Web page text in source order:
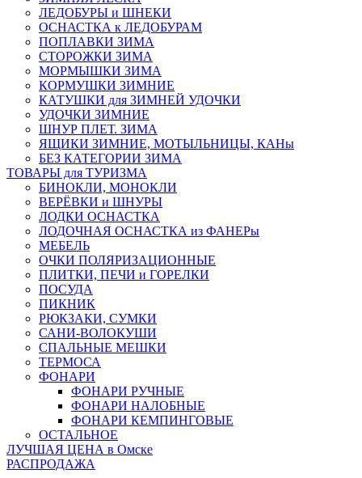
ЛЕДОБУРЫ и ШНЕКИ
ОСНАСТКА к ЛЕДОБУРАМ
ПОПЛАВКИ ЗИМА
СТОРОЖКИ ЗИМА
МОРМЫШКИ ЗИМА
КОРМУШКИ ЗИМНИЕ
КАТУШКИ для ЗИМНЕЙ УДОЧКИ
УДОЧКИ ЗИМНИЕ
ШНУР ПЛЕТ. ЗИМА
ЯЩИКИ ЗИМНИЕ, МОТЫЛЬНИЦЫ, КАНы
БЕЗ КАТЕГОРИИ ЗИМА
ТОВАРЫ для ТУРИЗМА
БИНОКЛИ, МОНОКЛИ
ВЕРЁВКИ и ШНУРЫ
ЛОДКИ ОСНАСТКА
ЛОДОЧНАЯ ОСНАСТКА из ФАНЕРы
МЕБЕЛЬ
ОЧКИ ПОЛЯРИЗАЦИОННЫЕ
ПЛИТКИ, ПЕЧИ и ГОРЕЛКИ
ПОСУДА
ПИКНИК
РЮКЗАКИ, СУМКИ
САНИ-ВОЛОКУШИ
СПАЛЬНЫЕ МЕШКИ
ТЕРМОСА
ФОНАРИ
ФОНАРИ РУЧНЫЕ
ФОНАРИ НАЛОБНЫЕ
ФОНАРИ КЕМПИНГОВЫЕ
ОСТАЛЬНОЕ
ЛУЧШАЯ ЦЕНА в Омске
РАСПРОДАЖА